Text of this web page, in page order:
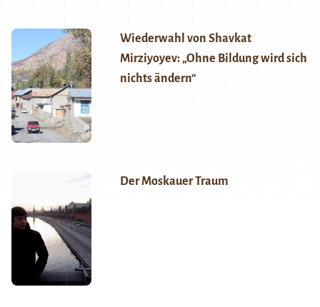
Wiederwahl von Shavkat
Mirziyoyev: „Ohne Bildung wird sich
nichts ändern“
Der Moskauer Traum